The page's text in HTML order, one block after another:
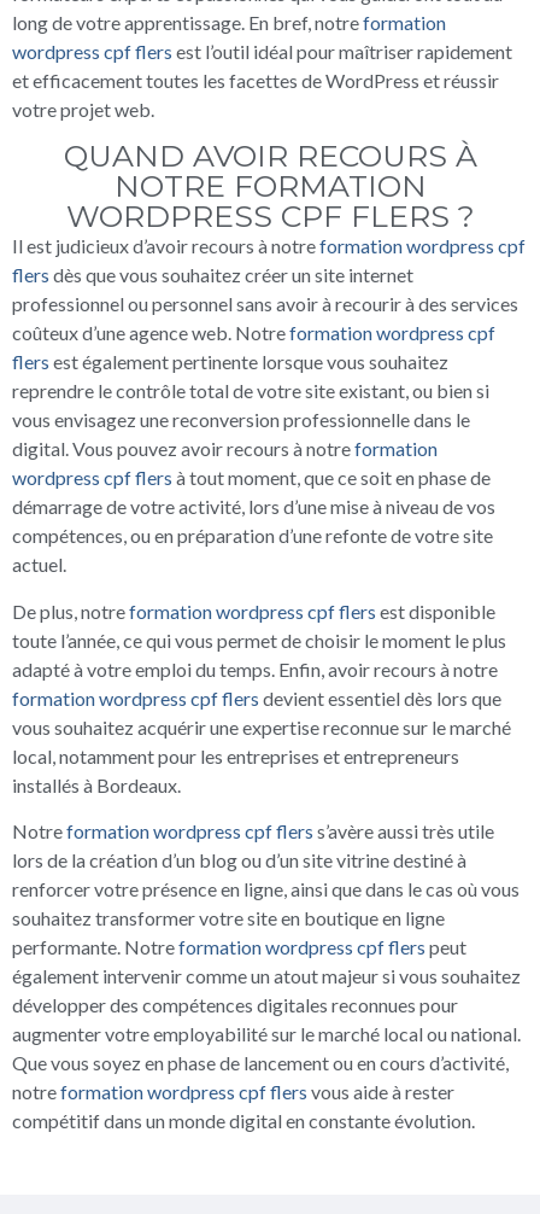
long de votre apprentissage. En bref, notreformation
wordpress cpf flers est l’outil idéal pour maîtriser rapidement
et efficacement toutes les facettes de WordPress et réussir
votre projet web.
QUAND AVOIR RECOURS À
NOTRE FORMATION
WORDPRESS CPF FLERS ?
Il est judicieux d’avoir recours à notreformation wordpress cpf
flers dès que vous souhaitez créer un site internet
professionnel ou personnel sans avoir à recourir à des services
coûteux d’une agence web. Notreformation wordpress cpf
flers est également pertinente lorsque vous souhaitez
reprendre le contrôle total de votre site existant, ou bien si
vous envisagez une reconversion professionnelle dans le
digital. Vous pouvez avoir recours à notreformation
wordpress cpf flers à tout moment, que ce soit en phase de
démarrage de votre activité, lors d’une mise à niveau de vos
compétences, ou en préparation d’une refonte de votre site
actuel.
De plus, notreformation wordpress cpf flers est disponible
toute l’année, ce qui vous permet de choisir le moment le plus
adapté à votre emploi du temps. Enfin, avoir recours à notre
formation wordpress cpf flers devient essentiel dès lors que
vous souhaitez acquérir une expertise reconnue sur le marché
local, notamment pour les entreprises et entrepreneurs
installés à Bordeaux.
Notreformation wordpress cpf flers s’avère aussi très utile
lors de la création d’un blog ou d’un site vitrine destiné à
renforcer votre présence en ligne, ainsi que dans le cas où vous
souhaitez transformer votre site en boutique en ligne
performante. Notreformation wordpress cpf flers peut
également intervenir comme un atout majeur si vous souhaitez
développer des compétences digitales reconnues pour
augmenter votre employabilité sur le marché local ou national.
Que vous soyez en phase de lancement ou en cours d’activité,
notreformation wordpress cpf flers vous aide à rester
compétitif dans un monde digital en constante évolution.